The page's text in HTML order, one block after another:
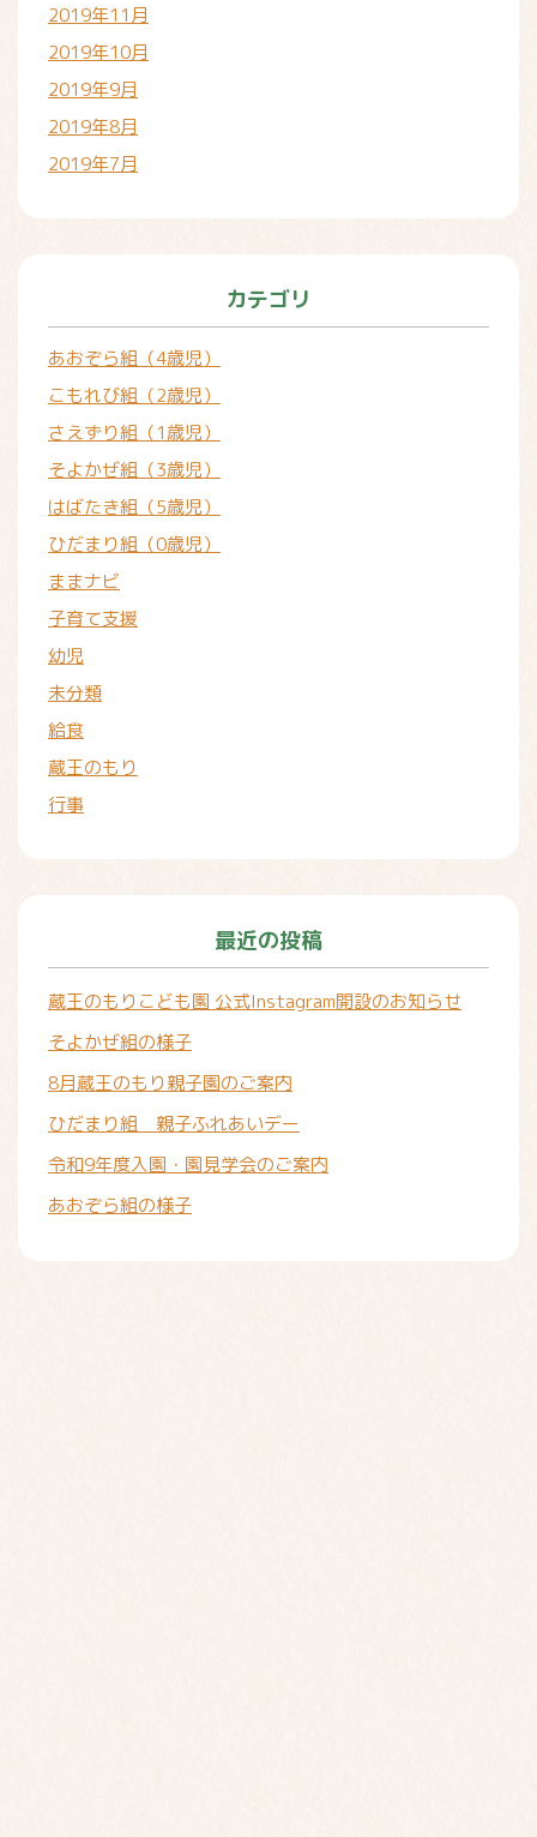
2019年11月
2019年10月
2019年9月
2019年8月
2019年7月
カテゴリ
あおぞら組（4歳児）
こもれび組（2歳児）
さえずり組（1歳児）
そよかぜ組（3歳児）
はばたき組（5歳児）
ひだまり組（0歳児）
ままナビ
子育て支援
幼児
未分類
給食
蔵王のもり
行事
最近の投稿
蔵王のもりこども園 公式Instagram開設のお知らせ
そよかぜ組の様子
8月蔵王のもり親子園のご案内
ひだまり組 親子ふれあいデー
令和9年度入園・園見学会のご案内
あおぞら組の様子